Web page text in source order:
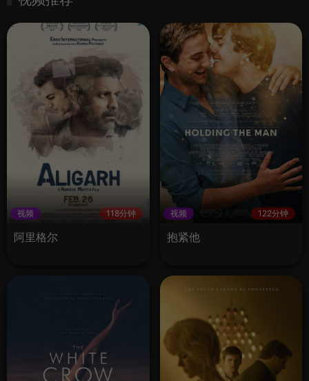
视频 118分钟
阿里格尔
视频 122分钟
抱紧他